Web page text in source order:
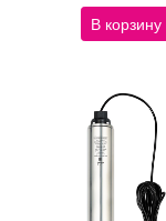
В корзину